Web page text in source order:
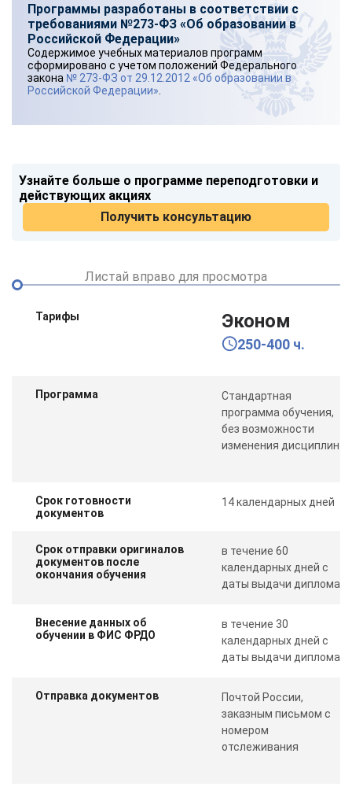
Программы разработаны в соответствии с
требованиями №273-ФЗ «Об образовании в
Российской Федерации»
Содержимое учебных материалов программ
сформировано с учетом положений Федерального
закона № 273-ФЗ от 29.12.2012 «Об образовании в
Российской Федерации»
Узнайте больше о программе переподготовки и
действующих акциях
Получить консультацию
Листай вправо для просмотра
Тарифы Эконом
250-400 ч.
Программа
Стандартная
программа обучения,
без возможности
изменения дисциплин
Срок готовности
документов
14 календарных дней
Срок отправки оригиналов
документов после
окончания обучения
в течение 60
календарных дней с
даты выдачи диплома
Внесение данных об
обучении в ФИС ФРДО
в течение 30
календарных дней с
даты выдачи диплома
Отправка документов
Почтой России,
заказным письмом с
номером
отслеживания